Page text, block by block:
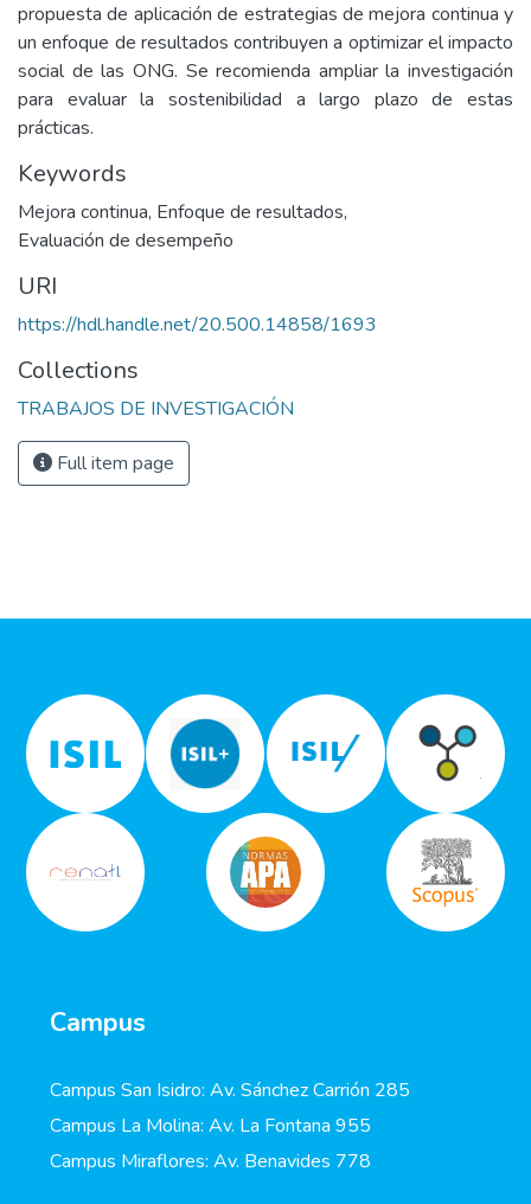
propuesta de aplicación de estrategias de mejora continua y
un enfoque de resultados contribuyen a optimizar el impacto
social de las ONG. Se recomienda ampliar la investigación
para evaluar la sostenibilidad a largo plazo de estas
prácticas.
Keywords
Mejora continua, Enfoque de resultados,
Evaluación de desempeño
URI
https://hdl.handle.net/20.500.14858/1693
Collections
TRABAJOS DE INVESTIGACIÓN
Full item page
Campus
Campus San Isidro: Av. Sánchez Carrión 285
Campus La Molina: Av. La Fontana 955
Campus Miraflores: Av. Benavides 778